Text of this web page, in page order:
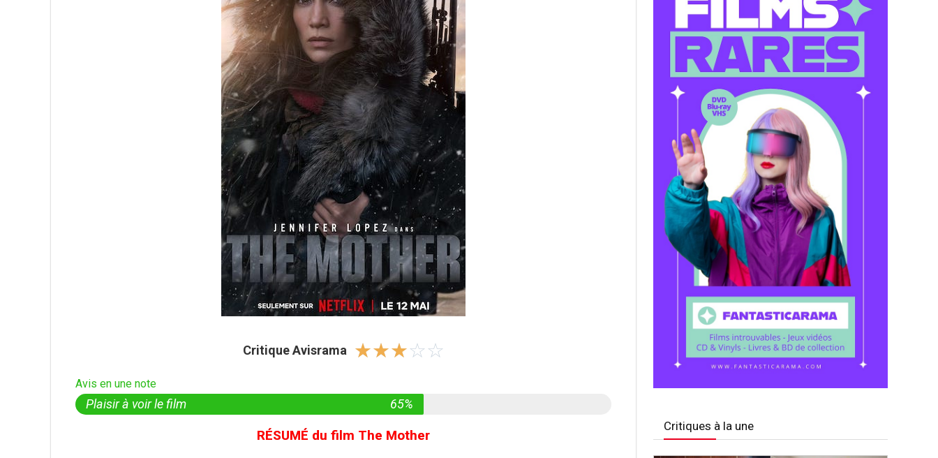
Critique Avisrama ☆☆☆☆☆
Avis en une note
Plaisir à voir le film 65%
RÉSUMÉ du film The Mother
Critiques à la une